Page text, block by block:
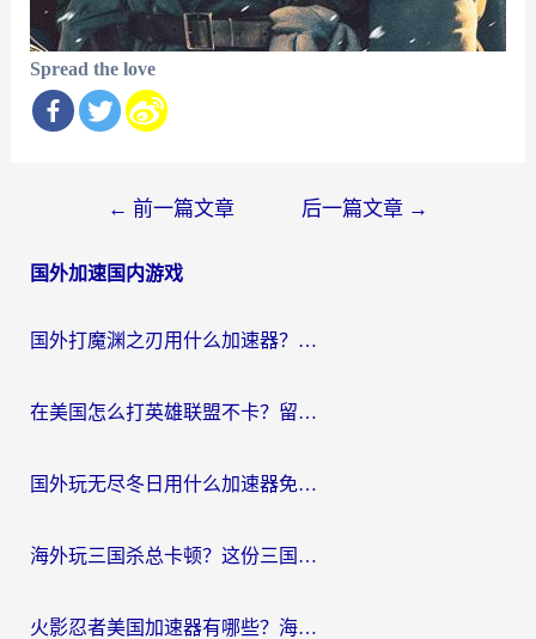
Spread the love
导
← 前一篇文章 后一篇文章 →
国外加速国内游戏
国外打魔渊之刃用什么加速器？2026海外玩家国服游戏加速全攻略（附闪耀暖暖&复苏的魔女避坑指南）
在美国怎么打英雄联盟不卡？留学生亲测的国服游戏加速全攻略
国外玩无尽冬日用什么加速器免费？海外党国服游戏加速避坑指南
海外玩三国杀总卡顿？这份三国杀游戏加速器指南帮你告别延迟烦恼
火影忍者美国加速器有哪些？海外党亲测的国服游戏加速全攻略（含菲律宾玩三国之刃守望黎明技巧）